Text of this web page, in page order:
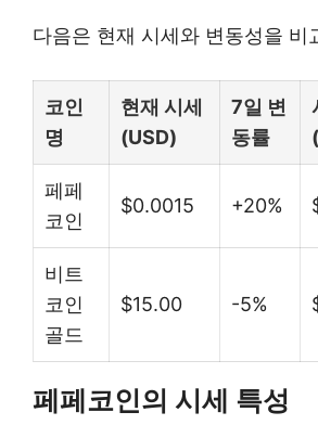
다음은 현재 시세와 변동성을 비
코인
명
현재 시세
(USD)
7일 변
동률
페페
코인
$0.0015 +20%
비트
코인
골드
$15.00 -5%
페페코인의 시세 특성